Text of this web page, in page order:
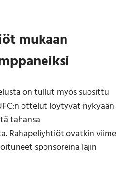
mukaan
on tullut myös suosittu
ottelut löytyvät nykyään
tahansa
Rahapeliyhtiöt ovatkin viime
sponsoreina lajin